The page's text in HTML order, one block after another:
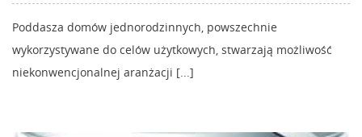
Poddasza domów jednorodzinnych, powszechnie
wykorzystywane do celów użytkowych, stwarzają możliwość
niekonwencjonalnej aranżacji [...]